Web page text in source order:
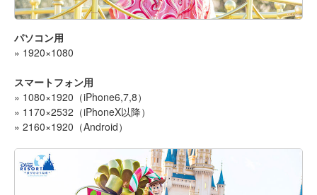
パソコン用
» 1920×1080
スマートフォン用
» 1080×1920（iPhone6,7,8）
» 1170×2532（iPhoneX以降）
» 2160×1920（Android）